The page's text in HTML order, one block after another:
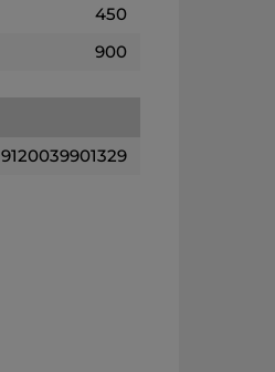
450
900
9120039901329